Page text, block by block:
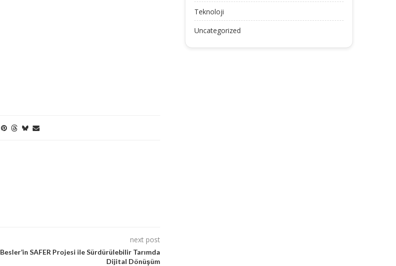
next post
Besler’in SAFER Projesi ile Sürdürülebilir Tarımda
Dijital Dönüşüm
Teknoloji
Uncategorized